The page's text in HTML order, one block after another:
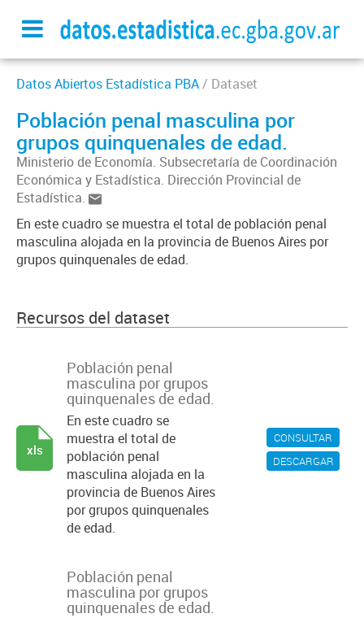
Datos Abiertos Estadística PBA/ Dataset
Población penal masculina por
grupos quinquenales de edad.
Ministerio de Economía. Subsecretaría de Coordinación
Económica y Estadística. Dirección Provincial de
Estadística.
En este cuadro se muestra el total de población penal
masculina alojada en la provincia de Buenos Aires por
grupos quinquenales de edad.
Recursos del dataset
CONSULTAR
DESCARGAR
Población penal
masculina por grupos
quinquenales de edad.
En este cuadro se
muestra el total de
población penal
masculina alojada en la
provincia de Buenos Aires
por grupos quinquenales
de edad.
xls
Población penal
masculina por grupos
quinquenales de edad.